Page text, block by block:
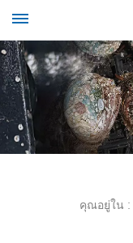
คุณอยู่ใน :